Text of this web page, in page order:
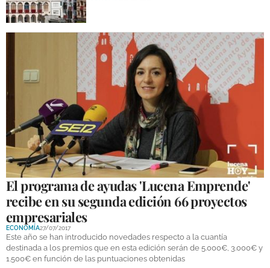
El programa de ayudas 'Lucena Emprende'
recibe en su segunda edición 66 proyectos
empresariales
ECONOMÍA27/07/2017
Este año se han introducido novedades respecto a la cuantía
destinada a los premios que en esta edición serán de 5.000€, 3.000€ y
1.500€ en función de las puntuaciones obtenidas